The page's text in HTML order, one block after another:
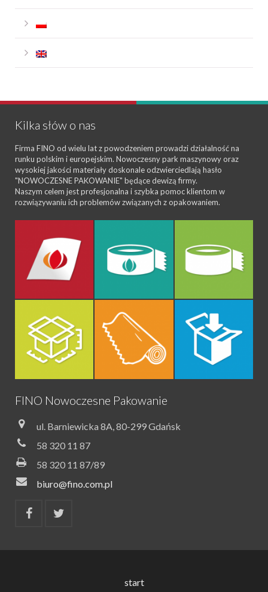
Kilka słów o nas
Firma FINO od wielu lat z powodzeniem prowadzi działalność na
runku polskim i europejskim. Nowoczesny park maszynowy oraz
wysokiej jakości materiały doskonale odzwierciedlają hasło
"NOWOCZESNE PAKOWANIE" będące dewizą firmy.
Naszym celem jest profesjonalna i szybka pomoc klientom w
rozwiązywaniu ich problemów związanych z opakowaniem.
FINO Nowoczesne Pakowanie
ul. Barniewicka 8A, 80-299 Gdańsk
58 320 11 87
58 320 11 87/89
biuro@fino.com.pl
start